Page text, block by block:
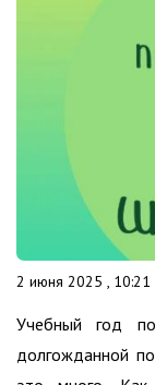
2 июня 2025 , 10:21
Учебный год
долгожданной